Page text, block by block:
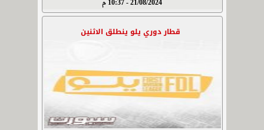
21/08/2024 - 10:37 م
قطار دوري يلو ينطلق الاثنين